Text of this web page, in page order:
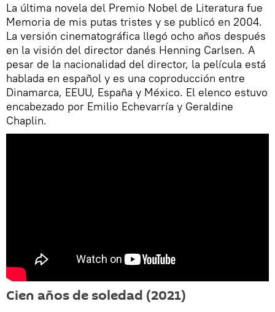
La última novela del Premio Nobel de Literatura fue
Memoria de mis putas tristes y se publicó en 2004.
La versión cinematográfica llegó ocho años después
en la visión del director danés Henning Carlsen. A
pesar de la nacionalidad del director, la película está
hablada en español y es una coproducción entre
Dinamarca, EEUU, España y México. El elenco estuvo
encabezado por Emilio Echevarría y Geraldine
Chaplin.
Cien años de soledad (2021)